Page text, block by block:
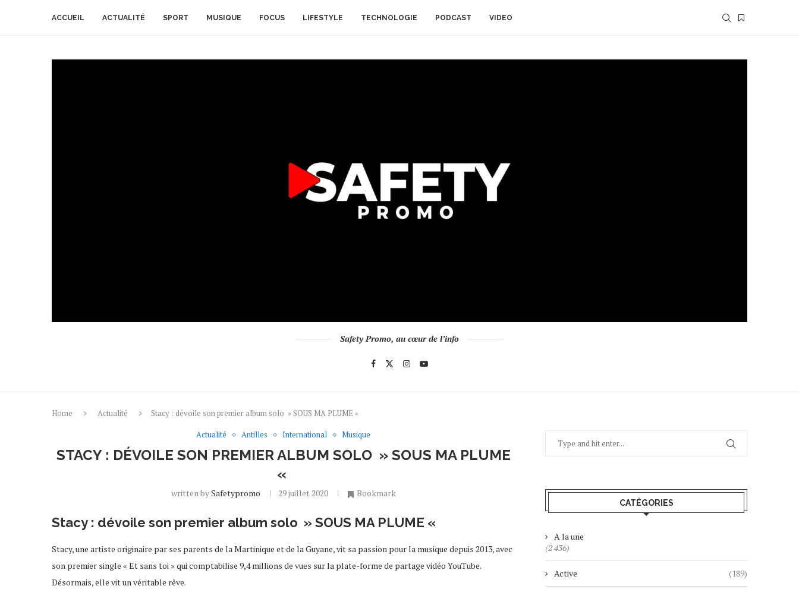
ACCUEIL ACTUALITÉ SPORT MUSIQUE FOCUS LIFESTYLE TECHNOLOGIE PODCAST VIDEO
Safety Promo, au cœur de l’info
Home Actualité
Stacy : dévoile son premier album solo » SOUS MA PLUME «
Actualité
Antilles International Musique
STACY : DÉVOILE SON PREMIER ALBUM SOLO » SOUS MA PLUME
«
written bySafetypromo 29 juillet 2020 Bookmark
Stacy : dévoile son premier album solo » SOUS MA PLUME «
Stacy, une artiste originaire par ses parents de la Martinique et de la Guyane, vit sa passion pour la musique depuis 2013, avec
son premier single « Et sans toi » qui comptabilise 9,4 millions de vues sur la plate-forme de partage vidéo YouTube.
Désormais, elle vit un véritable rêve.
CATÉGORIES
A la une
(2 436)
Active (189)